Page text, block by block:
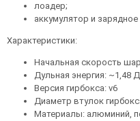
лоадер;
аккумулятор и
Характеристики:
Начальная скорость
Дульная энергия: ~1,48
Версия гирбокса: v6
Диаметр втулок
Материалы: алюминий,